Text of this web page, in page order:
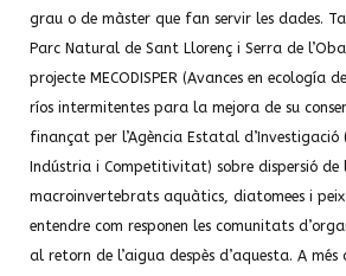
grau o de màster que fan servir les dades.
Parc Natural de Sant Llorenç i Serra de
projecte MECODISPER (Avances en ecología
ríos intermitentes para la mejora de su
finançat per l’Agència Estatal d’Investigació
Indústria i Competitivitat) sobre dispersió de
macroinvertebrats aquàtics, diatomees i
entendre com responen les comunitats
al retorn de l’aigua despès d’aquesta. A